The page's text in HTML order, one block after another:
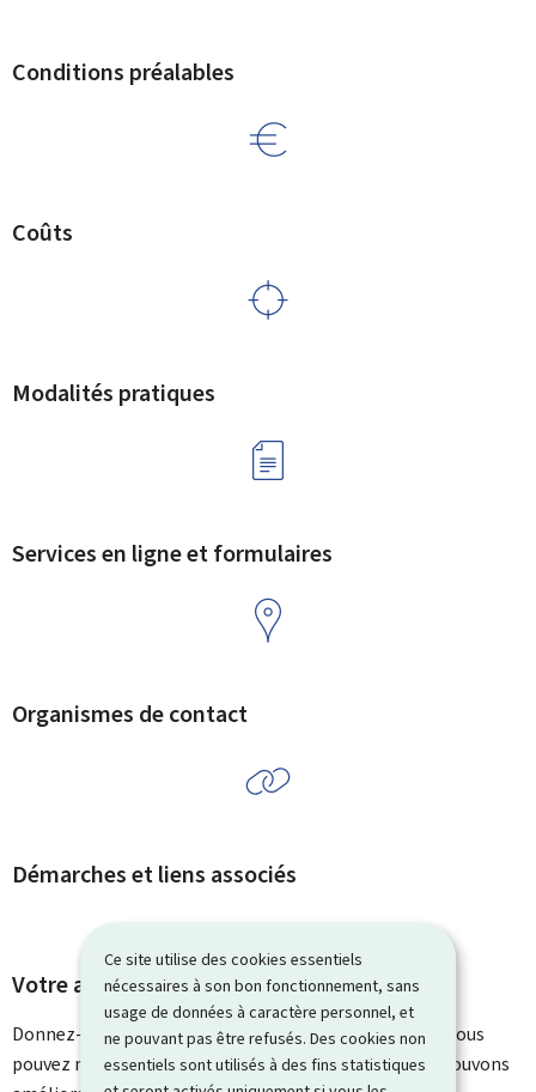
Ce site utilise des cookies essentiels
nécessaires à son bon fonctionnement, sans
usage de données à caractère personnel, et
ne pouvant pas être refusés. Des cookies non
essentiels sont utilisés à des fins statistiques
Conditions préalables
Coûts
Modalités pratiques
Services en ligne et formulaires
Organismes de contact
Démarches et liens associés
Votre avis nous intéresse
Donnez-nous votre avis sur le contenu de cette page. Vous
pouvez nous laisser un commentaire sur ce que nous pouvons